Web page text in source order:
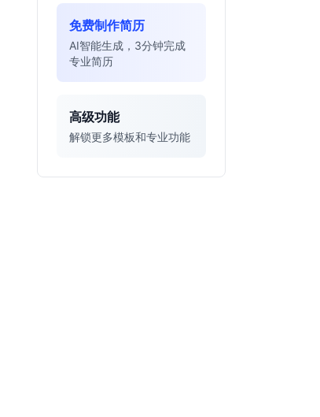
免费制作简历
AI智能生成，3分钟完成
专业简历
高级功能
解锁更多模板和专业功能